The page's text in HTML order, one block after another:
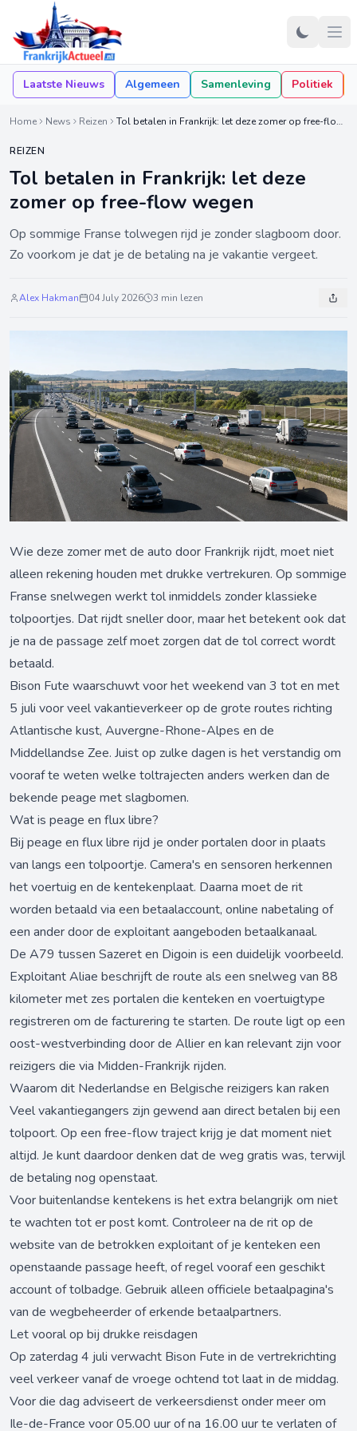
Laatste Nieuws Algemeen Samenleving Politiek
Home News Reizen Tol betalen in Frankrijk: let deze zomer op free-flow wegen
REIZEN
Tol betalen in Frankrijk: let deze
zomer op free-flow wegen
Op sommige Franse tolwegen rijd je zonder slagboom door.
Zo voorkom je dat je de betaling na je vakantie vergeet.
Alex Hakman 04 July 2026 3 min lezen
Wie deze zomer met de auto door Frankrijk rijdt, moet niet
alleen rekening houden met drukke vertrekuren. Op sommige
Franse snelwegen werkt tol inmiddels zonder klassieke
tolpoortjes. Dat rijdt sneller door, maar het betekent ook dat
je na de passage zelf moet zorgen dat de tol correct wordt
betaald.
Bison Fute waarschuwt voor het weekend van 3 tot en met
5 juli voor veel vakantieverkeer op de grote routes richting
Atlantische kust, Auvergne-Rhone-Alpes en de
Middellandse Zee. Juist op zulke dagen is het verstandig om
vooraf te weten welke toltrajecten anders werken dan de
bekende peage met slagbomen.
Wat is peage en flux libre?
Bij peage en flux libre rijd je onder portalen door in plaats
van langs een tolpoortje. Camera's en sensoren herkennen
het voertuig en de kentekenplaat. Daarna moet de rit
worden betaald via een betaalaccount, online nabetaling of
een ander door de exploitant aangeboden betaalkanaal.
De A79 tussen Sazeret en Digoin is een duidelijk voorbeeld.
Exploitant Aliae beschrijft de route als een snelweg van 88
kilometer met zes portalen die kenteken en voertuigtype
registreren om de facturering te starten. De route ligt op een
oost-westverbinding door de Allier en kan relevant zijn voor
reizigers die via Midden-Frankrijk rijden.
Waarom dit Nederlandse en Belgische reizigers kan raken
Veel vakantiegangers zijn gewend aan direct betalen bij een
tolpoort. Op een free-flow traject krijg je dat moment niet
altijd. Je kunt daardoor denken dat de weg gratis was, terwijl
de betaling nog openstaat.
Voor buitenlandse kentekens is het extra belangrijk om niet
te wachten tot er post komt. Controleer na de rit op de
website van de betrokken exploitant of je kenteken een
openstaande passage heeft, of regel vooraf een geschikt
account of tolbadge. Gebruik alleen officiele betaalpagina's
van de wegbeheerder of erkende betaalpartners.
Let vooral op bij drukke reisdagen
Op zaterdag 4 juli verwacht Bison Fute in de vertrekrichting
veel verkeer vanaf de vroege ochtend tot laat in de middag.
Voor die dag adviseert de verkeersdienst onder meer om
Ile-de-France voor 05.00 uur of na 16.00 uur te verlaten of